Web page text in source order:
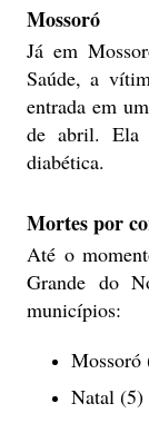
Mossoró
Já em
Saúde, a
entrada em
de abril. Ela
diabética.
Mortes por
Até o
Grande do
municípios:
Mossoró
Natal (5)